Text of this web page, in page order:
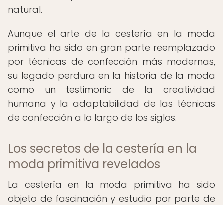
natural.
Aunque el arte de la cestería en la moda
primitiva ha sido en gran parte reemplazado
por técnicas de confección más modernas,
su legado perdura en la historia de la moda
como un testimonio de la creatividad
humana y la adaptabilidad de las técnicas
de confección a lo largo de los siglos.
Los secretos de la cestería en la
moda primitiva revelados
La cestería en la moda primitiva ha sido
objeto de fascinación y estudio por parte de